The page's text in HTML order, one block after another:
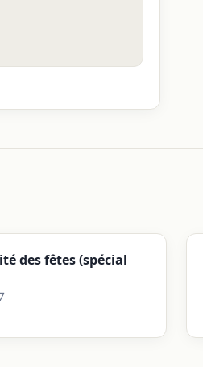
des fêtes (spécial